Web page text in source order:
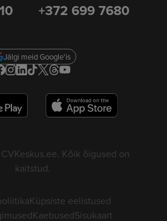
+372 699 7680
Jälgi meid Google'is
Kõik õigused on
kaitstud.
Küpsiste eelistused
KaebusedSisukaart